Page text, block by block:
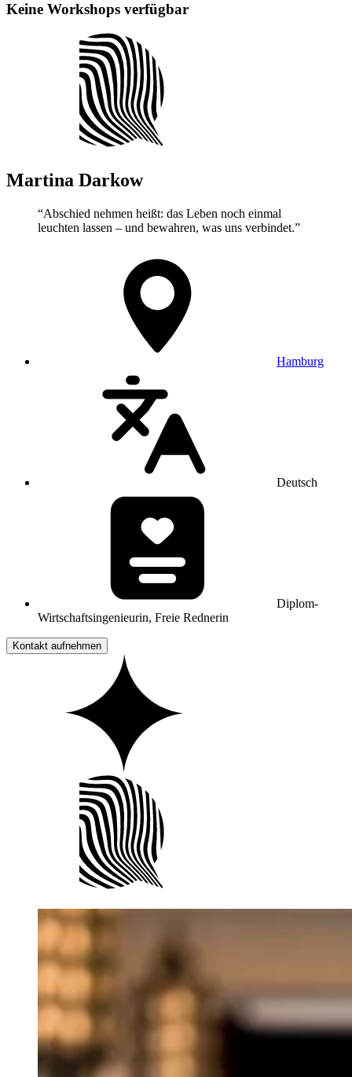
Keine Workshops verfügbar
Martina Darkow
“Abschied nehmen heißt: das Leben noch einmal
leuchten lassen – und bewahren, was uns verbindet.”
Hamburg
Deutsch
Diplom-
Wirtschaftsingenieurin, Freie Rednerin
Kontakt aufnehmen